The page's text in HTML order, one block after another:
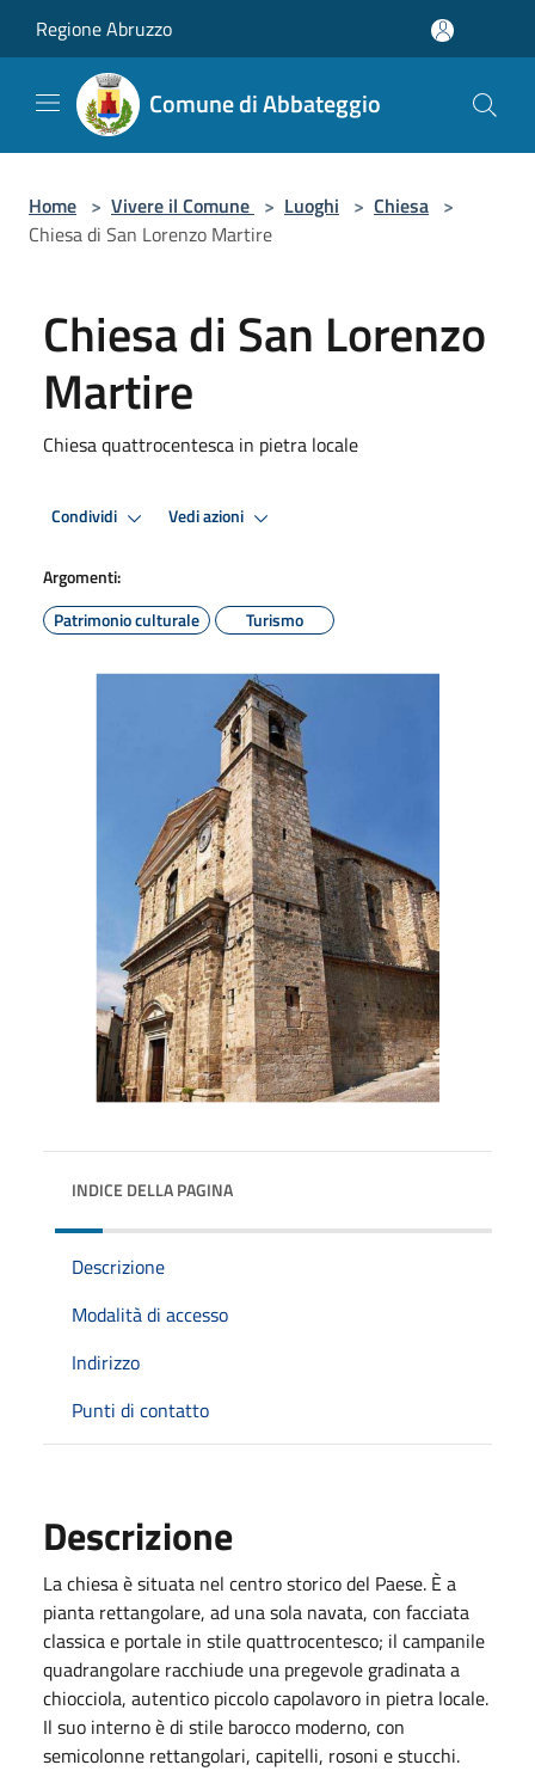
Regione Abruzzo
Comune di Abbateggio
Home > Vivere il Comune > Luoghi > Chiesa >
Chiesa di San Lorenzo Martire
Chiesa di San Lorenzo
Martire
Chiesa quattrocentesca in pietra locale
Condividi Vedi azioni
Argomenti:
Patrimonio culturale
Turismo
INDICE DELLA PAGINA
Descrizione
Modalità di accesso
Indirizzo
Punti di contatto
Descrizione
La chiesa è situata nel centro storico del Paese. È a
pianta rettangolare, ad una sola navata, con facciata
classica e portale in stile quattrocentesco; il campanile
quadrangolare racchiude una pregevole gradinata a
chiocciola, autentico piccolo capolavoro in pietra locale.
Il suo interno è di stile barocco moderno, con
semicolonne rettangolari, capitelli, rosoni e stucchi.